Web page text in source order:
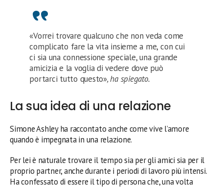
«Vorrei trovare qualcuno che non veda come
complicato fare la vita insieme a me, con cui
ci sia una connessione speciale, una grande
amicizia e la voglia di vedere dove può
portarci tutto questo», ha spiegato.
La sua idea di una relazione
Simone Ashley ha raccontato anche come vive l’amore
quando è impegnata in una relazione.
Per lei è naturale trovare il tempo sia per gli amici sia per il
proprio partner, anche durante i periodi di lavoro più intensi.
Ha confessato di essere il tipo di persona che, una volta